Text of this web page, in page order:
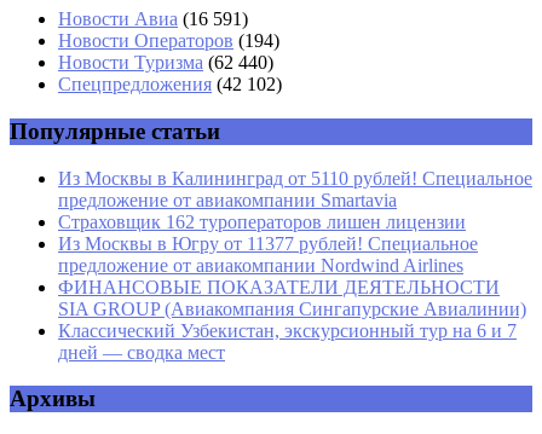
Имя *
Email*
Новости Авиа (16 591)
Новости Операторов (194)
Новости Туризма (62 440)
Спецпредложения (42 102)
Популярные статьи
Из Москвы в Калининград от 5110 рублей! Специальное
предложение от авиакомпании Smartavia
Страховщик 162 туроператоров лишен лицензии
Из Москвы в Югру от 11377 рублей! Специальное
предложение от авиакомпании Nordwind Airlines
ФИНАНСОВЫЕ ПОКАЗАТЕЛИ ДЕЯТЕЛЬНОСТИ
SIA GROUP (Авиакомпания Сингапурские Авиалинии)
Классический Узбекистан, экскурсионный тур на 6 и 7
дней — сводка мест
Архивы